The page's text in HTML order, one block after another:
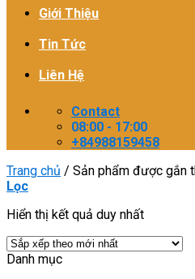
Giới Thiệu
Tin Tức
Liên Hệ
Contact
08:00 - 17:00
+84988159458
Trang chủ / Sản phẩm được gắn
Lọc
Hiển thị kết quả duy nhất
Danh mục